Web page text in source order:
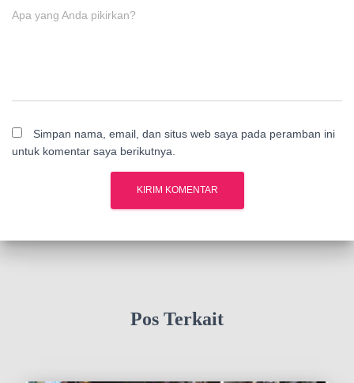
Apa yang Anda pikirkan?
Simpan nama, email, dan situs web saya pada peramban ini
untuk komentar saya berikutnya.
Pos Terkait